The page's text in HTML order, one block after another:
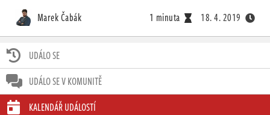
UDÁLO SE
UDÁLO SE V KOMUNITĚ
KALENDÁŘ UDÁLOSTÍ
Marek Čabák 1 minuta 18. 4. 2019